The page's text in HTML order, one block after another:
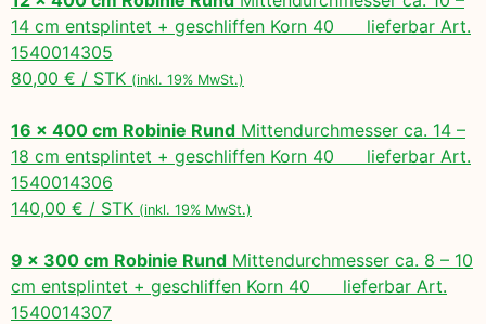
14 cm entsplintet + geschliffen Korn 40 lieferbar Art.
1540014305
80,00 € / STK (inkl. 19% MwSt.)
16 x 400 cm Robinie Rund Mittendurchmesser ca. 14 –
18 cm entsplintet + geschliffen Korn 40 lieferbar Art.
1540014306
140,00 € / STK (inkl. 19% MwSt.)
9 x 300 cm Robinie Rund Mittendurchmesser ca. 8 – 10
cm entsplintet + geschliffen Korn 40 lieferbar Art.
1540014307